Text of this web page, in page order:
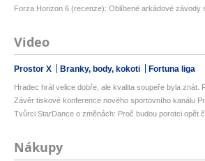
Forza Horizon 6 (recenze): Oblíbené arkádové závody
Video
Prostor X Branky, body, kokoti Fortuna liga
Hradec hrál velice dobře, ale kvalita soupeře byla znát.
Závěr tiskové konference nového sportovního kanálu
Tvůrci StarDance o změnách: Proč budou porotci opět
Nákupy